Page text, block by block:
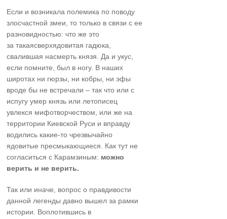
Если и возникала полемика по поводу
злосчастной змеи, то только в связи с ее
разновидностью: что же это
за такаясверхядовитая гадюка,
свалившая насмерть князя. Да и укус,
если помните, был в ногу. В наших
широтах ни гюрзы, ни кобры, ни эфы
вроде бы не встречали – так что или с
испугу умер князь или летописец
увлекся мифотворчеством, или же на
территории Киевской Руси и вправду
водились какие-то чрезвычайно
ядовитые пресмыкающиеся. Как тут не
согласиться с Карамзиным: можно
верить и не верить.
Так или иначе, вопрос о правдивости
данной легенды давно вышел за рамки
истории. Воплотившись в